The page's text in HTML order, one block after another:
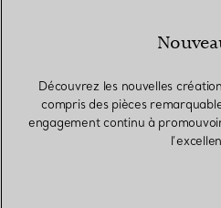
Découvrez les nouvelles
compris des pièces
engagement continu à